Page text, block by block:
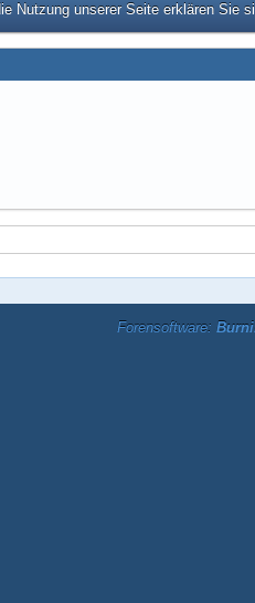
Nutzung unserer Seite erklären Sie
Forensoftware: